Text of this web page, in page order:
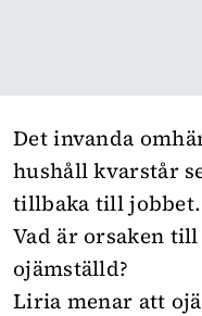
Det invanda
hushåll kvarstår
tillbaka till jobbet.
Vad är orsaken
ojämställd?
Liria menar att